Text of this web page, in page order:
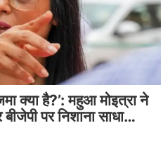
क्या है?’: महुआ मोइत्रा ने
पर निशाना साधा…